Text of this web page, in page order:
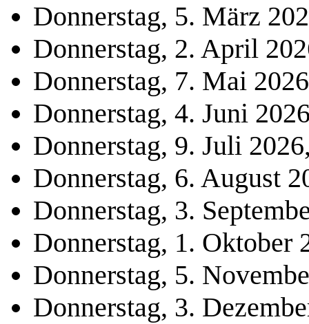
Donnerstag, 5. März
Donnerstag, 2. April
Donnerstag, 7. Mai
Donnerstag, 4. Juni
Donnerstag, 9. Juli
Donnerstag, 6. August
Donnerstag, 3.
Donnerstag, 1. Oktober
Donnerstag, 5.
Donnerstag, 3.